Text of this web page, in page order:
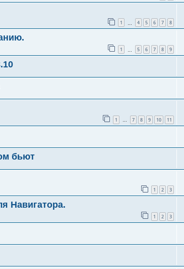
1 4 5 6 7 8
1 5 6 7 8 9
1 … 7 8 9 10 11
бьют
1 2 3
Навигатора.
1 2 3